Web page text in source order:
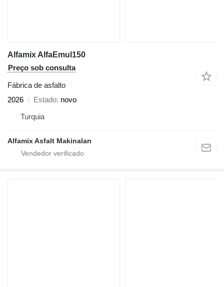
Alfamix AlfaEmul150
Preço sob consulta
Fábrica de asfalto
2026
Estado novo
Turquia
Alfamix Asfalt Makinaları